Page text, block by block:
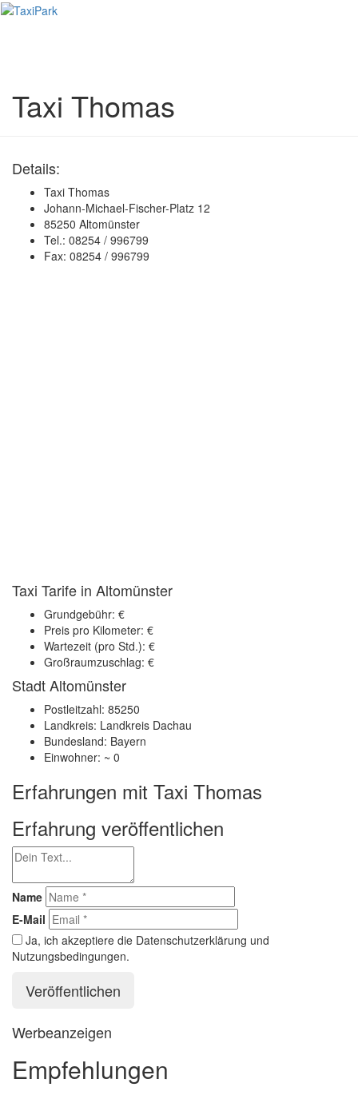
Taxi Thomas
Details:
Taxi Thomas
Johann-Michael-Fischer-Platz 12
85250 Altomünster
Tel.: 08254 / 996799
Fax: 08254 / 996799
Taxi Tarife in Altomünster
Grundgebühr: €
Preis pro Kilometer: €
Wartezeit (pro Std.): €
Großraumzuschlag: €
Stadt Altomünster
Postleitzahl: 85250
Landkreis: Landkreis Dachau
Bundesland: Bayern
Einwohner: ~ 0
Erfahrungen mit Taxi Thomas
Erfahrung veröffentlichen
Name
E-Mail
Ja, ich akzeptiere die Datenschutzerklärung und
Nutzungsbedingungen.
Werbeanzeigen
Empfehlungen